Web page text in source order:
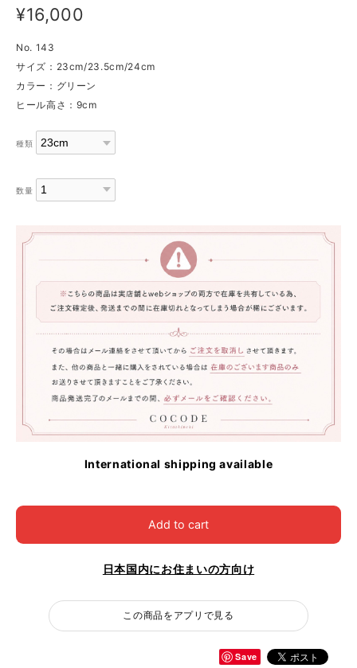
¥16,000
No. 143
サイズ：23cm/23.5cm/24cm
カラー：グリーン
ヒール高さ：9cm
種類
数量
International shipping available
Add to cart
日本国内にお住まいの方向け
この商品をアプリで見る
Save